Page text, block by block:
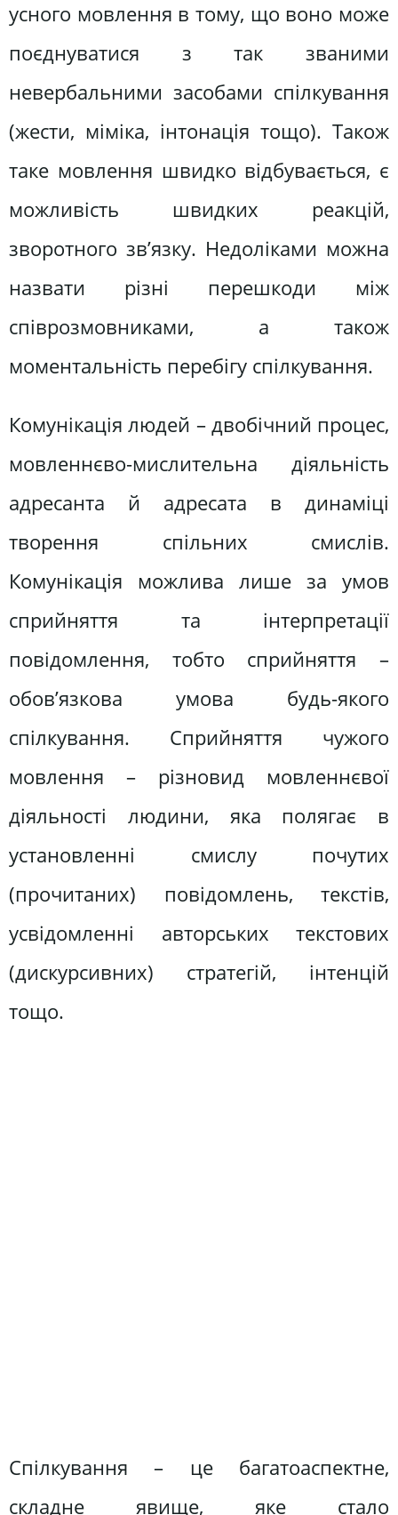
усного мовлення в тому, що воно може
поєднуватися з так званими
невербальними засобами спілкування
(жести, міміка, інтонація тощо). Також
таке мовлення швидко відбувається, є
можливість швидких реакцій,
зворотного зв’язку. Недоліками можна
назвати різні перешкоди між
співрозмовниками, а також
моментальність перебігу спілкування.
Комунікація людей – двобічний процес,
мовленнєво-мислительна діяльність
адресанта й адресата в динаміці
творення спільних смислів.
Комунікація можлива лише за умов
сприйняття та інтерпретації
повідомлення, тобто сприйняття –
обов’язкова умова будь-якого
спілкування. Сприйняття чужого
мовлення – різновид мовленнєвої
діяльності людини, яка полягає в
установленні смислу почутих
(прочитаних) повідомлень, текстів,
усвідомленні авторських текстових
(дискурсивних) стратегій, інтенцій
тощо.
Спілкування – це багатоаспектне,
складне явище, яке стало